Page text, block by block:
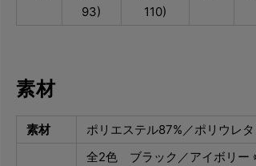
93)
110)
素材
素材 ポリエステル87%／ポリウレ
全2色 ブラック／アイボリー